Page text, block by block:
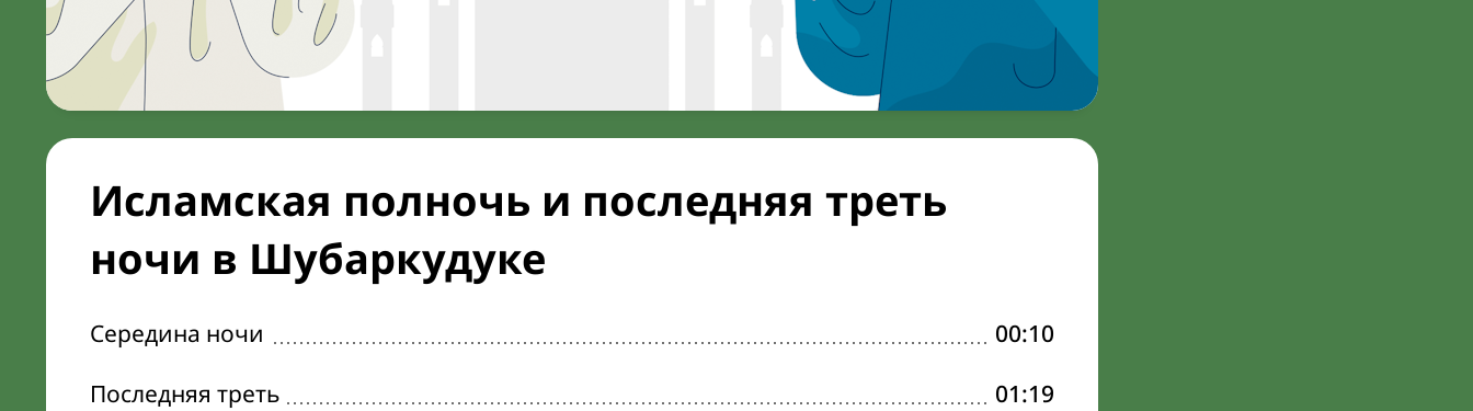
Исламская полночь и последняя треть
ночи в Шубаркудуке
Середина ночи
00:10
Последняя треть
01:19